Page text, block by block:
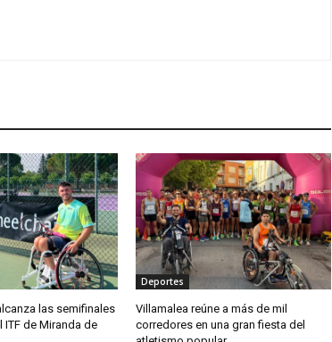
las semifinales
de Miranda de
Deportes
Villamalea reúne a más de mil
corredores en una gran fiesta del